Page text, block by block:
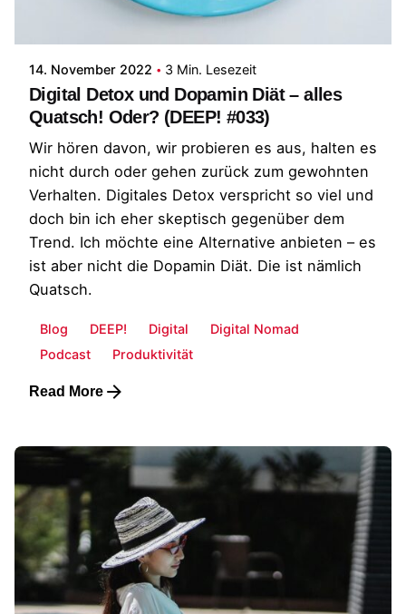
14. November 2022 3 Min. Lesezeit
Digital Detox und Dopamin Diät – alles
Quatsch! Oder? (DEEP! #033)
Wir hören davon, wir probieren es aus, halten es
nicht durch oder gehen zurück zum gewohnten
Verhalten. Digitales Detox verspricht so viel und
doch bin ich eher skeptisch gegenüber dem
Trend. Ich möchte eine Alternative anbieten – es
ist aber nicht die Dopamin Diät. Die ist nämlich
Quatsch.
Blog DEEP! Digital
Digital Nomad
Podcast
Produktivität
Read More